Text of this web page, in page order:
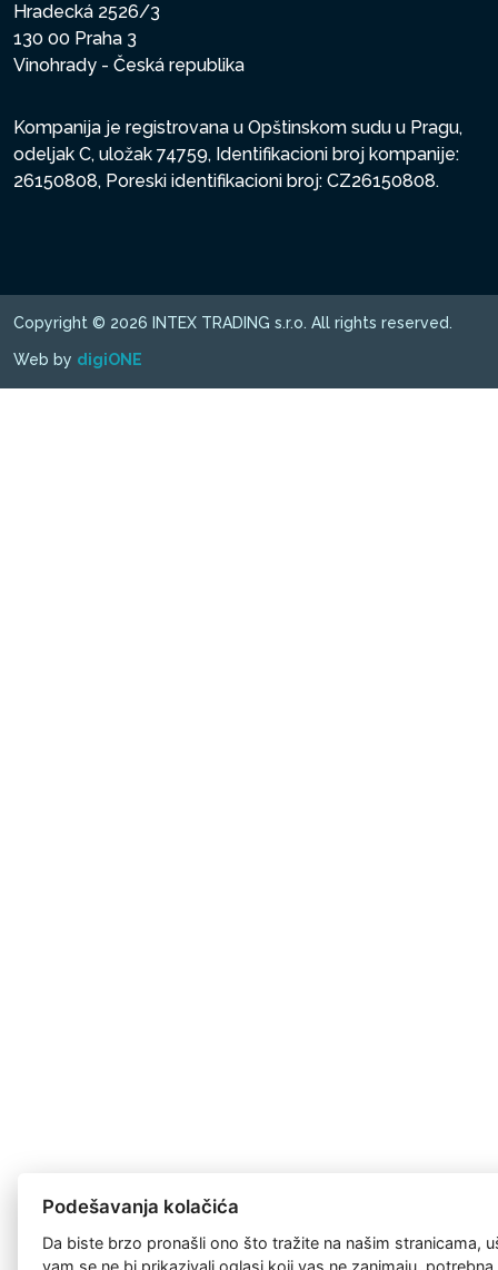
Hradecká 2526/3
130 00 Praha 3
Vinohrady - Česká republika
Kompanija je registrovana u Opštinskom sudu u Pragu,
odeljak C, uložak 74759, Identifikacioni broj kompanije:
26150808, Poreski identifikacioni broj: CZ26150808.
Copyright © 2026 INTEX TRADING s.r.o. All rights reserved.
Web by digiONE
Podešavanja kolačića
Da biste brzo pronašli ono što tražite na našim stranicama,
vam se ne bi prikazivali oglasi koji vas ne zanimaju,